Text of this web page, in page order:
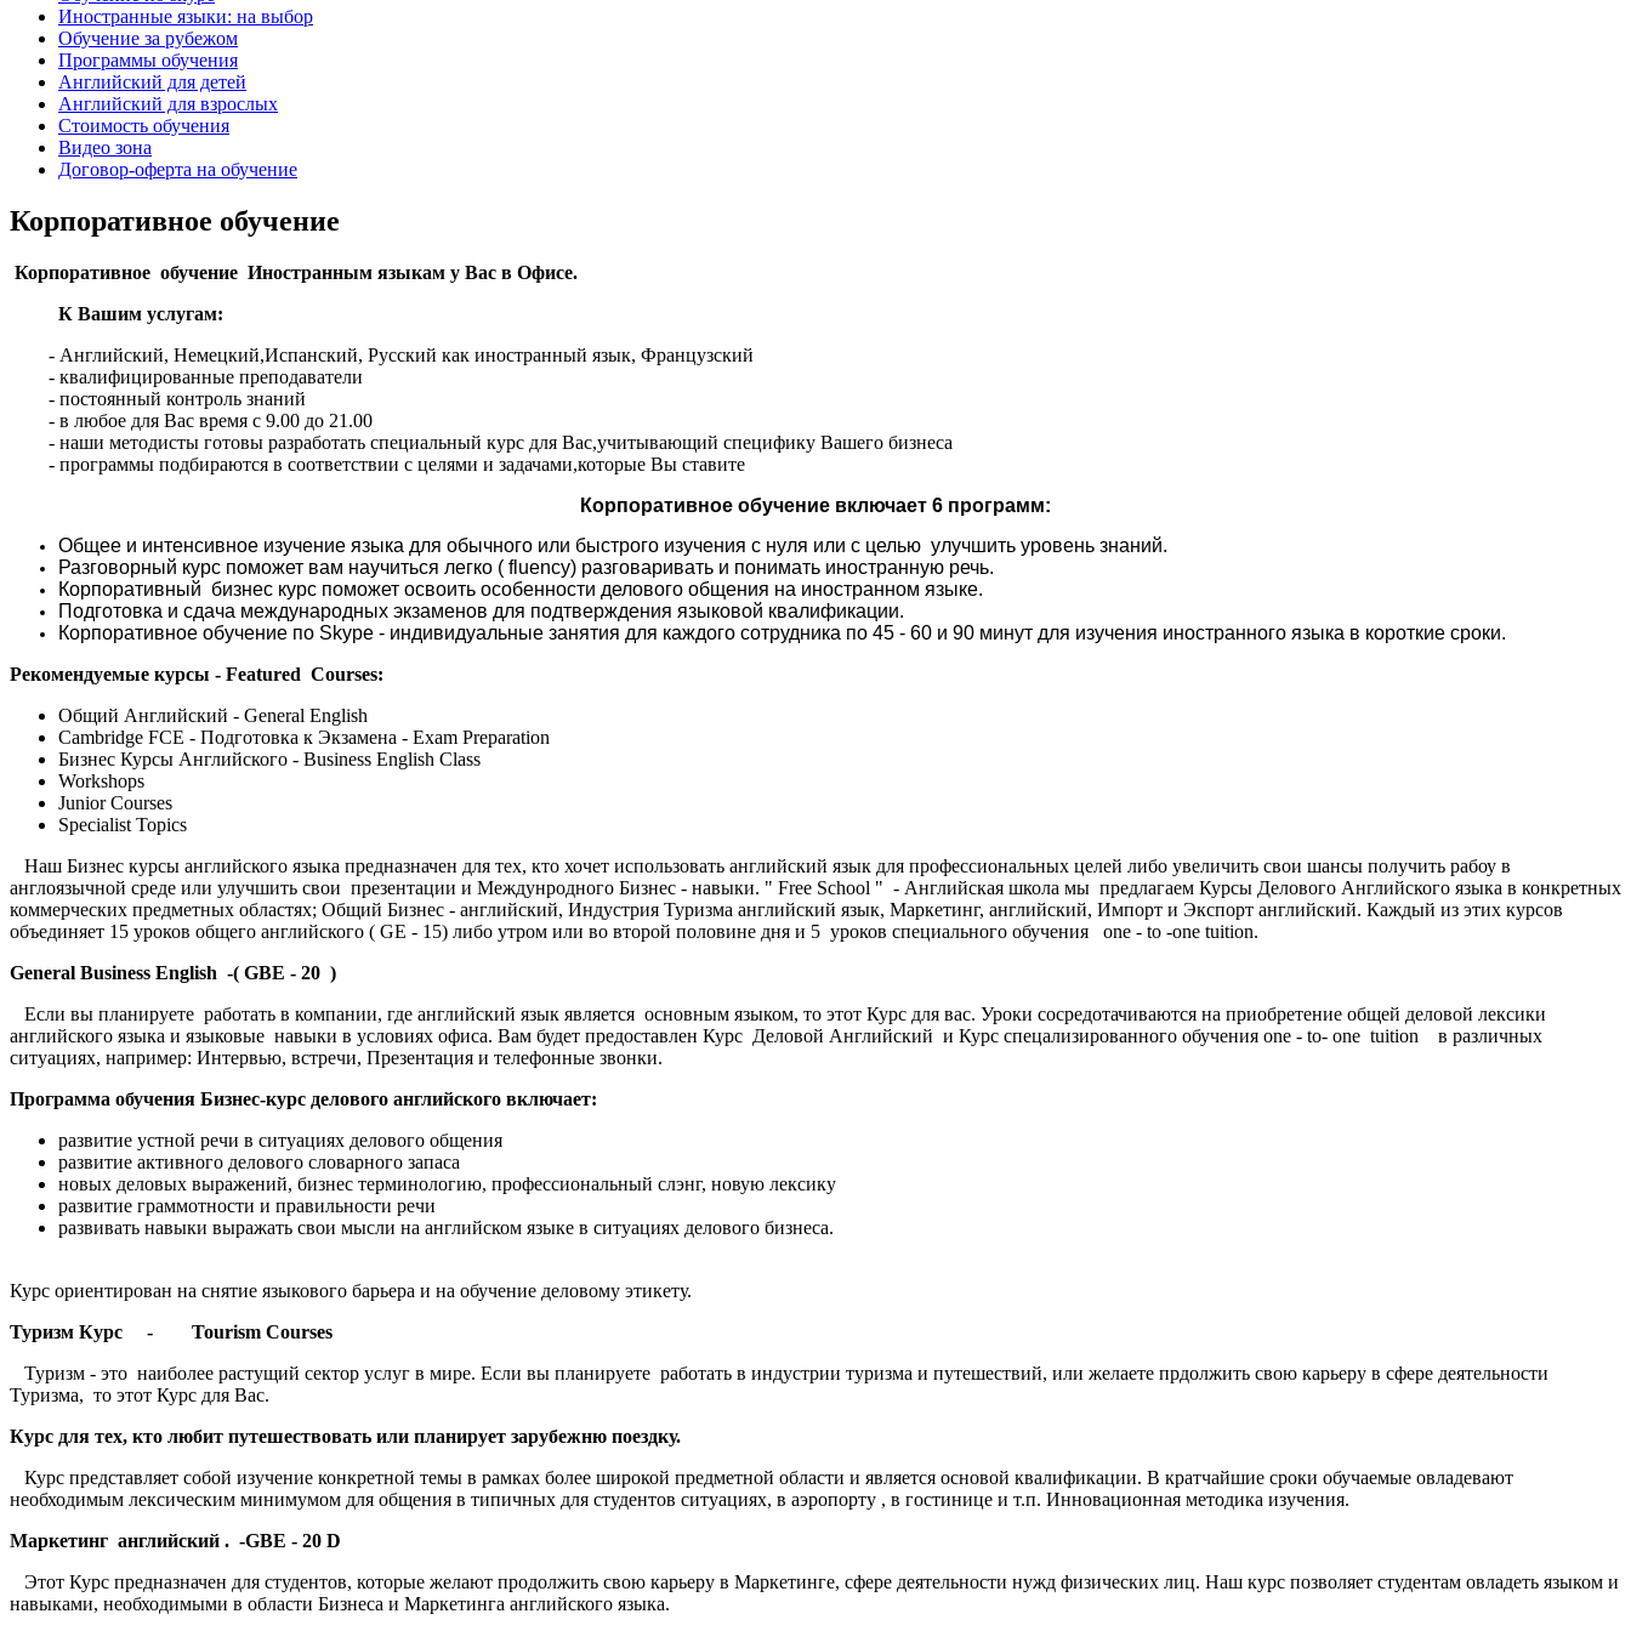
Иностранные языки: на выбор
Обучение за рубежом
Программы обучения
Английский для детей
Английский для взрослых
Стоимость обучения
Видео зона
Договор-оферта на обучение
Корпоративное обучение
Корпоративное обучение Иностранным языкам у Вас в Офисе.
К Вашим услугам:
- Английский, Немецкий,Испанский, Русский как иностранный язык, Французский
- квалифицированные преподаватели
- постоянный контроль знаний
- в любое для Вас время с 9.00 до 21.00
- наши методисты готовы разработать специальный курс для Вас,учитывающий специфику Вашего бизнеса
- программы подбираются в соответствии с целями и задачами,которые Вы ставите
Корпоративное обучение включает 6 программ:
Общее и интенсивное изучение языка для обычного или быстрого изучения с нуля или с целью улучшить уровень знаний.
Разговорный курс поможет вам научиться легко ( fluency) разговаривать и понимать иностранную речь.
Корпоративный бизнес курс поможет освоить особенности делового общения на иностранном языке.
Подготовка и сдача международных экзаменов для подтверждения языковой квалификации.
Корпоративное обучение по Skype - индивидуальные занятия для каждого сотрудника по 45 - 60 и 90 минут для изучения иностранного языка в короткие сроки.
Рекомендуемые курсы - Featured Courses:
Общий Английский - General English
Cambridge FCE - Подготовка к Экзамена - Exam Preparation
Бизнес Курсы Английского - Business English Class
Workshops
Junior Courses
Specialist Topics
Наш Бизнес курсы английского языка предназначен для тех, кто хочет использовать английский язык для профессиональных целей либо увеличить свои шансы получить рабоу в
англоязычной среде или улучшить свои презентации и Междунродного Бизнес - навыки. " Free School " - Английская школа мы предлагаем Курсы Делового Английского языка в конкретных
коммерческих предметных областях; Общий Бизнес - английский, Индустрия Туризма английский язык, Маркетинг, английский, Импорт и Экспорт английский. Каждый из этих курсов
объединяет 15 уроков общего английского ( GE - 15) либо утром или во второй половине дня и 5 уроков специального обучения one - to -one tuition.
General Business English -( GBE - 20 )
Если вы планируете работать в компании, где английский язык является основным языком, то этот Курс для вас. Уроки сосредотачиваются на приобретение общей деловой лексики
английского языка и языковые навыки в условиях офиса. Вам будет предоставлен Курс Деловой Английский и Курс спецализированного обучения one - to- one tuition в различных
ситуациях, например: Интервью, встречи, Презентация и телефонные звонки.
Программа обучения Бизнес-курс делового английского включает:
развитие устной речи в ситуациях делового общения
развитие активного делового словарного запаса
новых деловых выражений, бизнес терминологию, профессиональный слэнг, новую лексику
развитие граммотности и правильности речи
развивать навыки выражать свои мысли на английском языке в ситуациях делового бизнеса.
Курс ориентирован на снятие языкового барьера и на обучение деловому этикету.
Туризм Курс - Tourism Courses
Туризм - это наиболее растущий сектор услуг в мире. Если вы планируете работать в индустрии туризма и путешествий, или желаете прдолжить свою карьеру в сфере деятельности
Туризма, то этот Курс для Вас.
Курс для тех, кто любит путешествовать или планирует зарубежню поездку.
Курс представляет собой изучение конкретной темы в рамках более широкой предметной области и является основой квалификации. В кратчайшие сроки обучаемые овладевают
необходимым лексическим минимумом для общения в типичных для студентов ситуациях, в аэропорту , в гостинице и т.п. Инновационная методика изучения.
Маркетинг английский . -GBE - 20 D
Этот Курс предназначен для студентов, которые желают продолжить свою карьеру в Маркетинге, сфере деятельности нужд физических лиц. Наш курс позволяет студентам овладеть языком и
навыками, необходимыми в области Бизнеса и Маркетинга английского языка.